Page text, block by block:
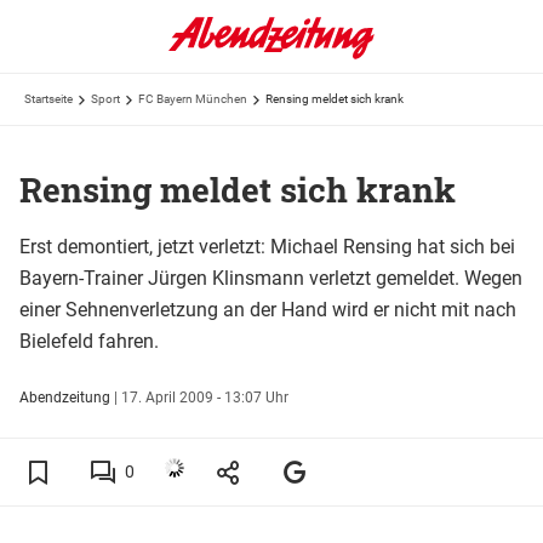
Startseite Sport FC Bayern München Rensing meldet sich krank
Rensing meldet sich krank
Erst demontiert, jetzt verletzt: Michael Rensing hat sich bei
Bayern-Trainer Jürgen Klinsmann verletzt gemeldet. Wegen
einer Sehnenverletzung an der Hand wird er nicht mit nach
Bielefeld fahren.
Abendzeitung | 17. April 2009 - 13:07 Uhr
0